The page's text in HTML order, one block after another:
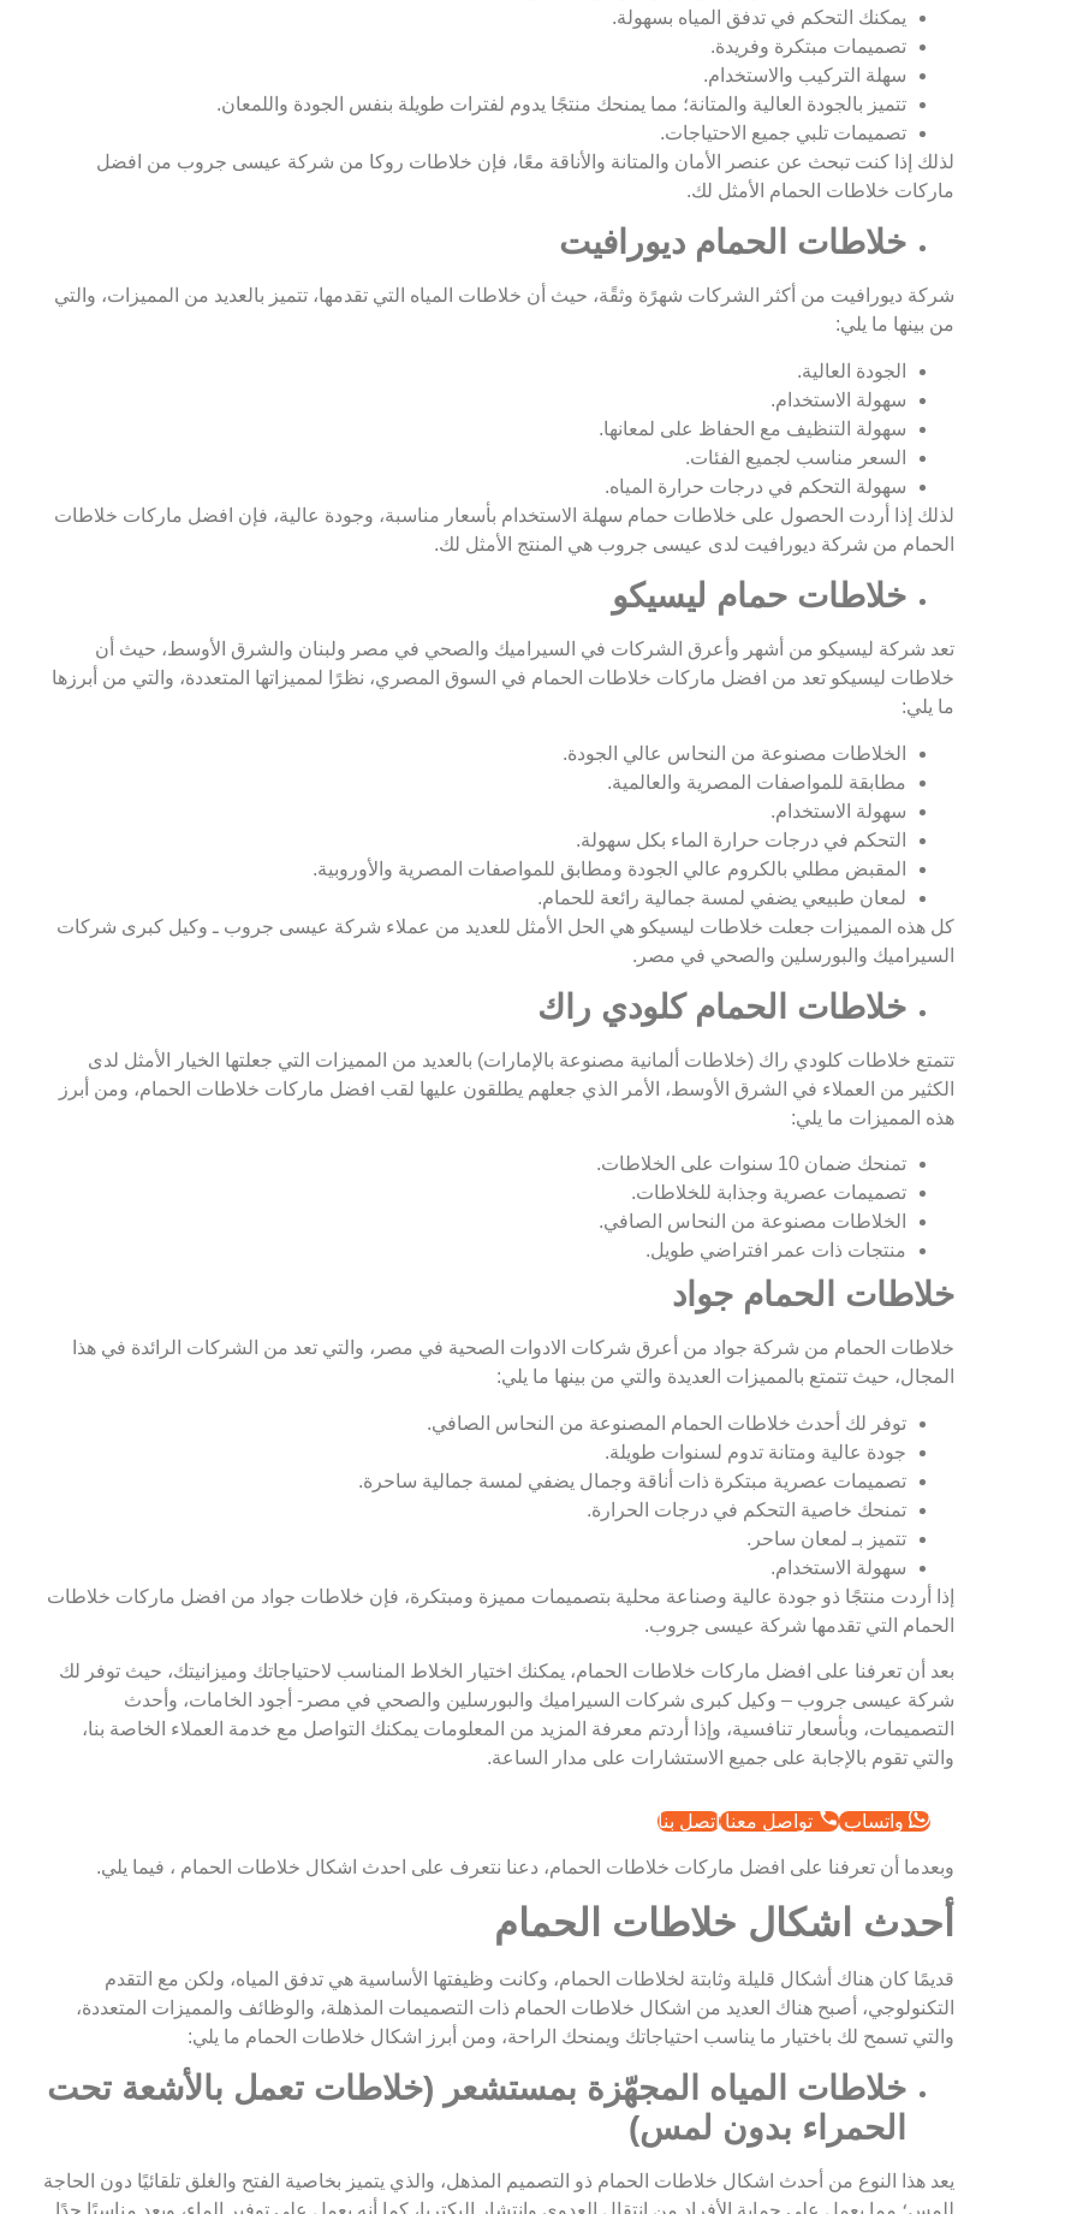
يمكنك التحكم في تدفق المياه بسهولة.
تصميمات مبتكرة وفريدة.
سهلة التركيب والاستخدام.
تتميز بالجودة العالية والمتانة؛ مما يمنحك منتجًا يدوم لفترات طويلة بنفس الجودة واللمعان.
تصميمات تلبي جميع الاحتياجات.
لذلك إذا كنت تبحث عن عنصر الأمان والمتانة والأناقة معًا، فإن خلاطات روكا من شركة عيسى جروب من افضل
ماركات خلاطات الحمام الأمثل لك.
خلاطات الحمام ديورافيت
شركة ديورافيت من أكثر الشركات شهرًة وثقًة، حيث أن خلاطات المياه التي تقدمها، تتميز بالعديد من المميزات، والتي
من بينها ما يلي:
الجودة العالية.
سهولة الاستخدام.
سهولة التنظيف مع الحفاظ على لمعانها.
السعر مناسب لجميع الفئات.
سهولة التحكم في درجات حرارة المياه.
لذلك إذا أردت الحصول على خلاطات حمام سهلة الاستخدام بأسعار مناسبة، وجودة عالية، فإن افضل ماركات خلاطات
الحمام من شركة ديورافيت لدى عيسى جروب هي المنتج الأمثل لك.
خلاطات حمام ليسيكو
تعد شركة ليسيكو من أشهر وأعرق الشركات في السيراميك والصحي في مصر ولبنان والشرق الأوسط، حيث أن
خلاطات ليسيكو تعد من افضل ماركات خلاطات الحمام في السوق المصري، نظرًا لمميزاتها المتعددة، والتي من أبرزها
ما يلي:
الخلاطات مصنوعة من النحاس عالي الجودة.
مطابقة للمواصفات المصرية والعالمية.
سهولة الاستخدام.
التحكم في درجات حرارة الماء بكل سهولة.
المقبض مطلي بالكروم عالي الجودة ومطابق للمواصفات المصرية والأوروبية.
لمعان طبيعي يضفي لمسة جمالية رائعة للحمام.
كل هذه المميزات جعلت خلاطات ليسيكو هي الحل الأمثل للعديد من عملاء شركة عيسى جروب ـ وكيل كبرى شركات
السيراميك والبورسلين والصحي في مصر.
خلاطات الحمام كلودي راك
تتمتع خلاطات كلودي راك (خلاطات ألمانية مصنوعة بالإمارات) بالعديد من المميزات التي جعلتها الخيار الأمثل لدى
الكثير من العملاء في الشرق الأوسط، الأمر الذي جعلهم يطلقون عليها لقب افضل ماركات خلاطات الحمام، ومن أبرز
هذه المميزات ما يلي:
تمنحك ضمان 10 سنوات على الخلاطات.
تصميمات عصرية وجذابة للخلاطات.
الخلاطات مصنوعة من النحاس الصافي.
منتجات ذات عمر افتراضي طويل.
خلاطات الحمام جواد
خلاطات الحمام من شركة جواد من أعرق شركات الادوات الصحية في مصر، والتي تعد من الشركات الرائدة في هذا
المجال، حيث تتمتع بالمميزات العديدة والتي من بينها ما يلي:
توفر لك أحدث خلاطات الحمام المصنوعة من النحاس الصافي.
جودة عالية ومتانة تدوم لسنوات طويلة.
تصميمات عصرية مبتكرة ذات أناقة وجمال يضفي لمسة جمالية ساحرة.
تمنحك خاصية التحكم في درجات الحرارة.
تتميز بـ لمعان ساحر.
سهولة الاستخدام.
إذا أردت منتجًا ذو جودة عالية وصناعة محلية بتصميمات مميزة ومبتكرة، فإن خلاطات جواد من افضل ماركات خلاطات
الحمام التي تقدمها شركة عيسى جروب.
بعد أن تعرفنا على افضل ماركات خلاطات الحمام، يمكنك اختيار الخلاط المناسب لاحتياجاتك وميزانيتك، حيث توفر لك
شركة عيسى جروب – وكيل كبرى شركات السيراميك والبورسلين والصحي في مصر- أجود الخامات، وأحدث
التصميمات، وبأسعار تنافسية، وإذا أردتم معرفة المزيد من المعلومات يمكنك التواصل مع خدمة العملاء الخاصة بنا،
والتي تقوم بالإجابة على جميع الاستشارات على مدار الساعة.
واتساب تواصل معنا اتصل بنا
وبعدما أن تعرفنا على افضل ماركات خلاطات الحمام، دعنا نتعرف على احدث اشكال خلاطات الحمام ، فيما يلي.
أحدث اشكال خلاطات الحمام
قديمًا كان هناك أشكال قليلة وثابتة لخلاطات الحمام، وكانت وظيفتها الأساسية هي تدفق المياه، ولكن مع التقدم
التكنولوجي، أصبح هناك العديد من اشكال خلاطات الحمام ذات التصميمات المذهلة، والوظائف والمميزات المتعددة،
والتي تسمح لك باختيار ما يناسب احتياجاتك ويمنحك الراحة، ومن أبرز اشكال خلاطات الحمام ما يلي:
خلاطات المياه المجهّزة بمستشعر (خلاطات تعمل بالأشعة تحت
الحمراء بدون لمس)
يعد هذا النوع من أحدث اشكال خلاطات الحمام ذو التصميم المذهل، والذي يتميز بخاصية الفتح والغلق تلقائيًا دون الحاجة